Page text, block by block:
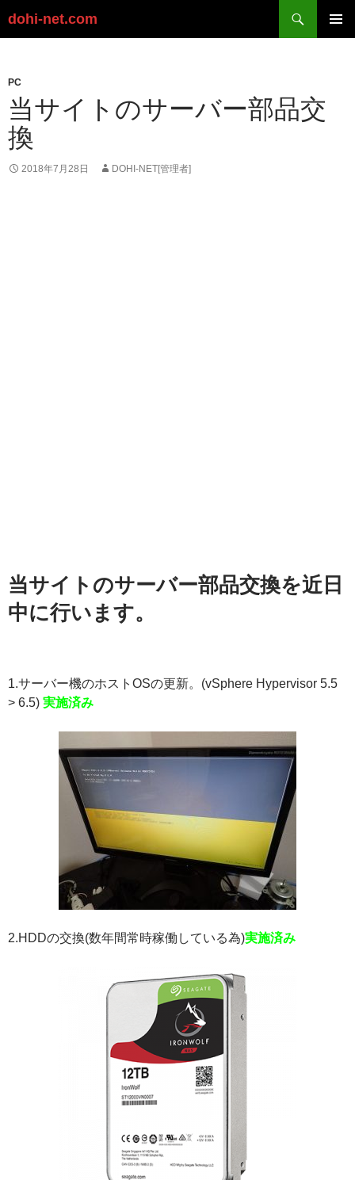
dohi-net.com
索
ン
ツ
へ
ス
キ
ッ
PC
当サイトのサーバー部品交
換
2018年7月28日 DOHI-NET[管理者]
当サイトのサーバー部品交換を近日
中に行います。
1.サーバー機のホストOSの更新。(vSphere Hypervisor 5.5
> 6.5) 実施済み
2.HDDの交換(数年間常時稼働している為)実施済み